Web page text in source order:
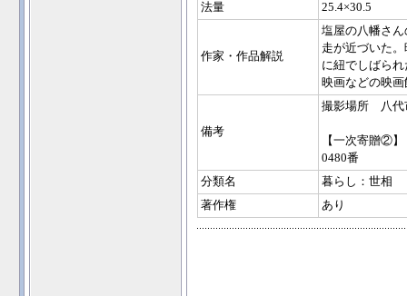
法量
25.4×30.5
作家・作品解説
塩屋の八幡さ
走が近づいた
に紐でしばら
映画などの映
備考
撮影場所 八代
【一次寄贈②】
0480番
分類名
暮らし：世相
著作権
あり